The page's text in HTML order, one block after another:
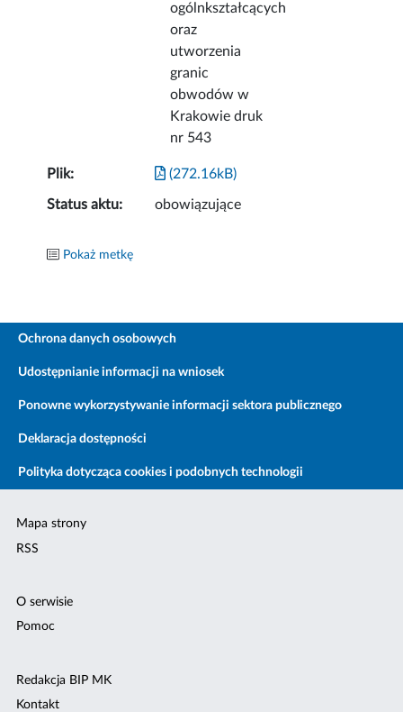
ogólnkształcących
oraz
utworzenia
granic
obwodów w
Krakowie druk
nr 543
Plik: (272.16kB)
Status aktu: obowiązujące
Pokaż metkę
Ochrona danych osobowych
Udostępnianie informacji na wniosek
Ponowne wykorzystywanie informacji sektora publicznego
Deklaracja dostępności
Polityka dotycząca cookies i podobnych technologii
Mapa strony
RSS
O serwisie
Pomoc
Redakcja BIP MK
Kontakt